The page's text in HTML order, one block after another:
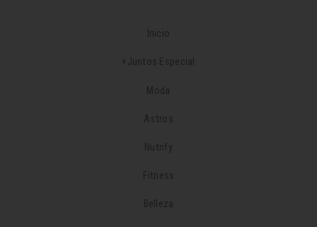
Inicio
+Juntos Especial
Moda
Astros
Nutrify
Fitness
Belleza